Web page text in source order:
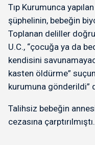
Tıp Kurumunca
şüphelinin, bebeğin
Toplanan deliller
U.C., “çocuğa ya da
kendisini
kasten öldürme”
kurumuna gönderildi”
Talihsiz bebeğin
cezasına çarptırılmıştı.